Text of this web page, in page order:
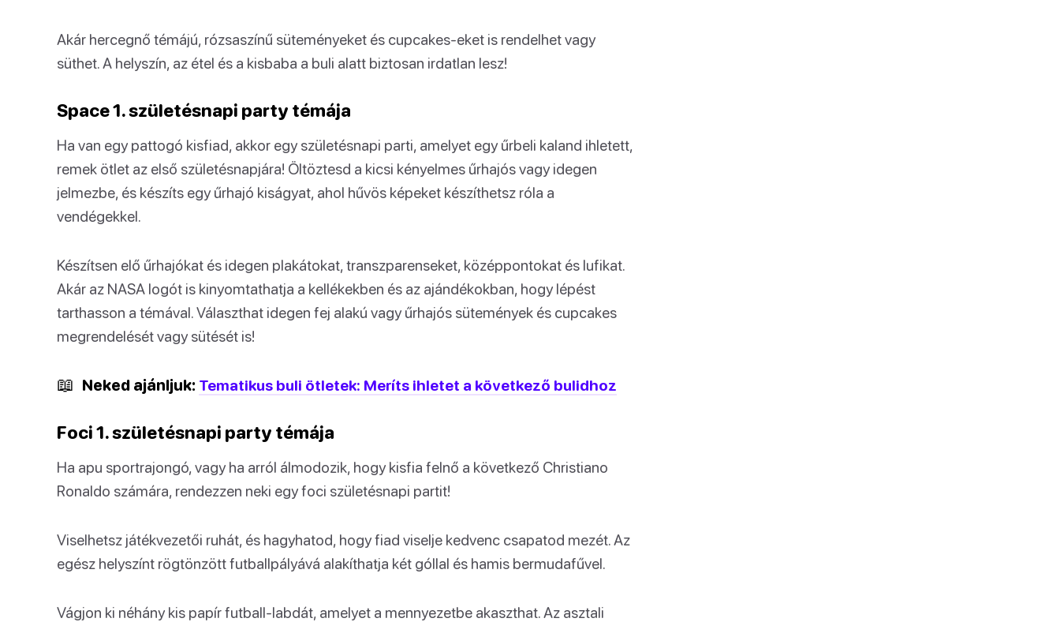
Akár hercegnő témájú, rózsaszínű süteményeket és cupcakes-eket is rendelhet vagy
süthet. A helyszín, az étel és a kisbaba a buli alatt biztosan irdatlan lesz!
Space 1. születésnapi party témája
Ha van egy pattogó kisfiad, akkor egy születésnapi parti, amelyet egy űrbeli kaland ihletett,
remek ötlet az első születésnapjára! Öltöztesd a kicsi kényelmes űrhajós vagy idegen
jelmezbe, és készíts egy űrhajó kiságyat, ahol hűvös képeket készíthetsz róla a
vendégekkel.
Készítsen elő űrhajókat és idegen plakátokat, transzparenseket, középpontokat és lufikat.
Akár az NASA logót is kinyomtathatja a kellékekben és az ajándékokban, hogy lépést
tarthasson a témával. Választhat idegen fej alakú vagy űrhajós sütemények és cupcakes
megrendelését vagy sütését is!
📖 Neked ajánljuk: Tematikus buli ötletek: Meríts ihletet a következő bulidhoz
Foci 1. születésnapi party témája
Ha apu sportrajongó, vagy ha arról álmodozik, hogy kisfia felnő a következő Christiano
Ronaldo számára, rendezzen neki egy foci születésnapi partit!
Viselhetsz játékvezetői ruhát, és hagyhatod, hogy fiad viselje kedvenc csapatod mezét. Az
egész helyszínt rögtönzött futballpályává alakíthatja két góllal és hamis bermudafűvel.
Vágjon ki néhány kis papír futball-labdát, amelyet a mennyezetbe akaszthat. Az asztali